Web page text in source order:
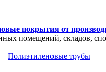
покрытия от
помещений, складов,